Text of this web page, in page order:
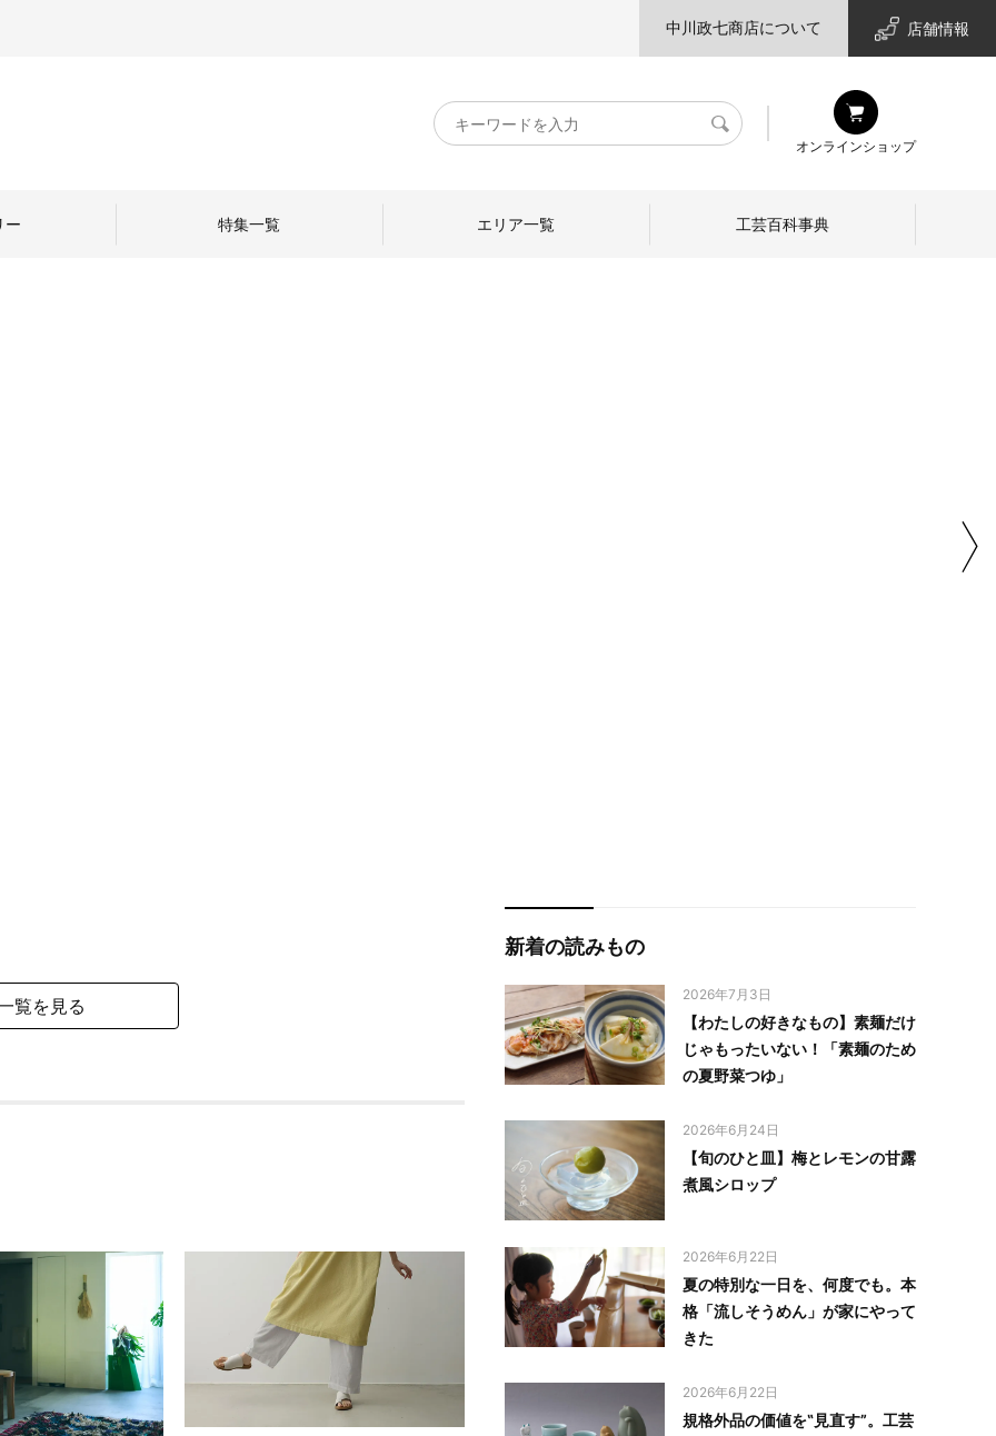
中川政七商店について 店舗情報
キ
ー
検
オンラインショップ
ー 特集一覧 エリア一覧 工芸百科事典
覧を見る
新着の読みもの
2026年7月3日
【わたしの好きなもの】素麺だけ
じゃもったいない！「素麺のため
の夏野菜つゆ」
2026年6月24日
【旬のひと皿】梅とレモンの甘露
煮風シロップ
2026年6月22日
夏の特別な一日を、何度でも。本
格「流しそうめん」が家にやって
きた
2026年6月22日
規格外品の価値を‟見直す”。工芸